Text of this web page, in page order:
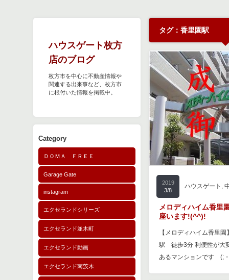
ハウスゲート枚方
店のブログ
枚方市を中心に不動産情報や
関連する出来事など、枚方市
に根付いた情報を掲載中。
Category
ＤＯＭＡ ＦＲＥＥ
Garage Gate
instagram
エクセランドシリーズ
エクセランド並木町
エクセランド動画
エクセランド南茨木
タグ：香里園駅
2019
3/8
ハウスゲート ,
メロディハイム香
座います!(^^)!
【メロディハイム香里
駅 徒歩3分 利便性が大
あるマンションです (;